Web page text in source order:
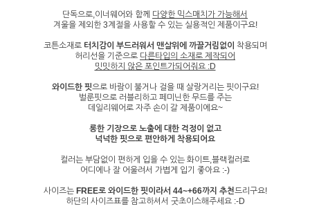
단독으로,이너웨어와 함께 다양한 믹스매치가 가능해서
겨울을 제외한 3계절을 사용할 수 있는 실용적인 제품이구요!
코튼소재로 터치감이 부드러워서 맨살위에 까끌거림없이 착용되며
허리선을 기준으로 다른타입의 소재로 제작되어
밋밋하지 않은 포인트가되어줘요 :D
와이드한 핏으로 바람이 불거나 걸을 때 살랑거리는 핏이구요!
벌룬핏으로 러블리하고 페미닌한 무드를 주는
데일리웨어로 자주 손이 갈 제품이에요~
롱한 기장으로 노출에 대한 걱정이 없고
넉넉한 핏으로 편안하게 착용되어요
컬러는 부담없이 편하게 입을 수 있는 화이트,블랙컬러로
어디에나 잘 어울려서 가볍게 입기 좋아요 :-)
사이즈는 FREE로 와이드한 핏이라서 44~+66까지 추천드리구요!
하단의 사이즈표를 참고하셔서 굿초이스해주세요 :-D